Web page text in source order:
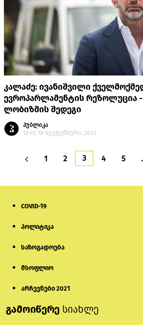
კალაძე: ივანიშვილი
ევროპარლამენტის რეზოლუცია -
ლობიზმის შედეგი
პუბლიკა
12:47, 18 სექტემბერი, 2023
1 2 3 4 5
COVID-19
პოლიტიკა
საზოგადოება
მსოფლიო
არჩევნები 2021
გამოიწერე სიახლე